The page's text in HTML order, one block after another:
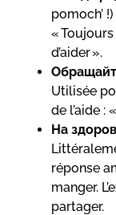
pomoch’ !)
«
d’aider ».
Utilisée
de l’aide :
На
réponse
manger.
partager.